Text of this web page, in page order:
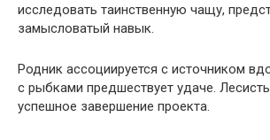
исследовать таинственную чащу,
замысловатый навык.
Родник ассоциируется с источником
с рыбками предшествует удаче.
успешное завершение проекта.